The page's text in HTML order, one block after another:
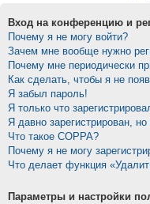
Вход на конференцию и
Почему я не могу войти?
Зачем мне вообще нужно
Почему мне периодически
Как сделать, чтобы я не
Я забыл пароль!
Я только что
Я давно зарегистрирован,
Что такое COPPA?
Почему я не могу
Что делает функция
Параметры и настройки